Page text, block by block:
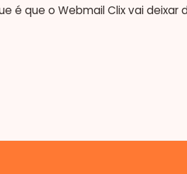
é que o Webmail Clix vai deixar